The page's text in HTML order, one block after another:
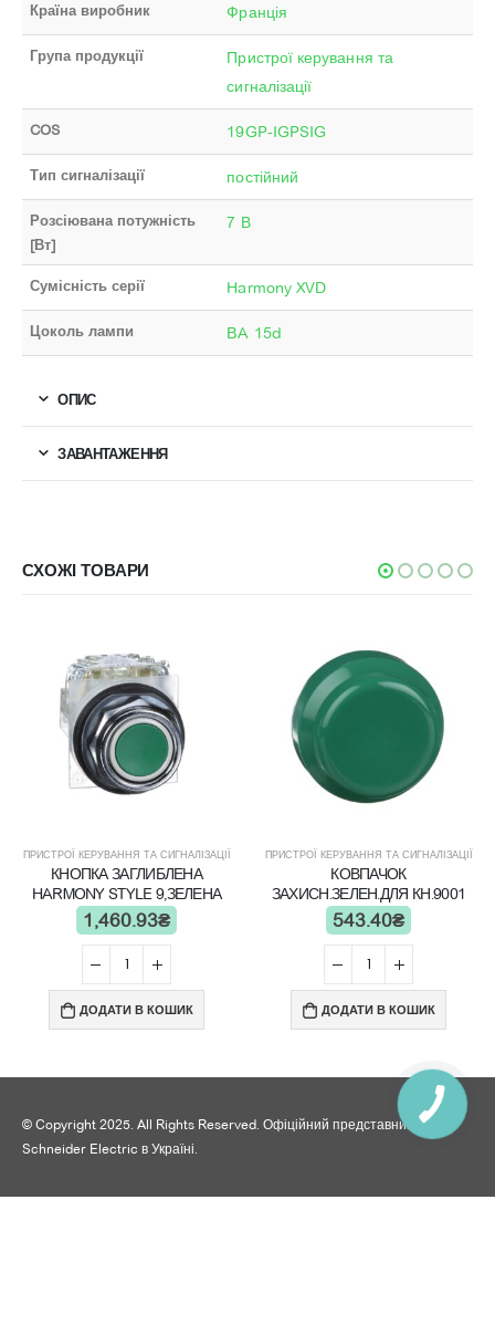
Країна виробник Франція
Група продукції
Пристрої керування та
сигналізації
COS 19GP-IGPSIG
Тип сигналізації постійний
Розсіювана потужність
[Вт]
7 В
Сумісність серії Harmony XVD
Цоколь лампи BA 15d
ОПИС
ЗАВАНТАЖЕННЯ
СХОЖІ ТОВАРИ
ПРИСТРОЇ КЕРУВАННЯ ТА СИГНАЛІЗАЦІЇ
КНОПКА ЗАГЛИБЛЕНА
HARMONY STYLE 9,ЗЕЛЕНА
1,460.93₴
ДОДАТИ В КОШИК
ПРИСТРОЇ КЕРУВАННЯ ТА СИГНАЛІЗАЦІЇ
КОВПАЧОК
ЗАХИСН.ЗЕЛЕН.ДЛЯ КН.9001
543.40₴
ДОДАТИ В КОШИК
© Copyright 2025. All Rights Reserved. Офіційний представник
Schneider Electric в Україні.